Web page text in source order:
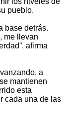
pueblo.
base detrás.
me llevan
afirma
a
mantienen
esta
cada una de las